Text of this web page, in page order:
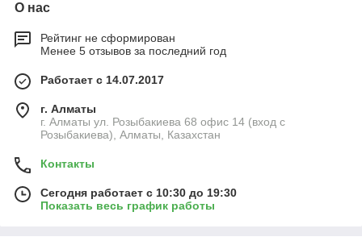
О нас
Рейтинг не сформирован
Менее 5 отзывов за последний год
Работает с 14.07.2017
г. Алматы
г. Алматы ул. Розыбакиева 68 офис 14 (вход с
Розыбакиева), Алматы, Казахстан
Контакты
Сегодня работает с 10:30 до 19:30
Показать весь график работы